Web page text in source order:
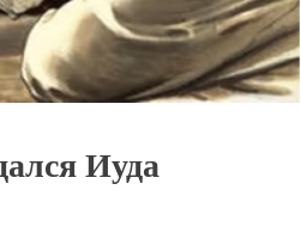
Иуда